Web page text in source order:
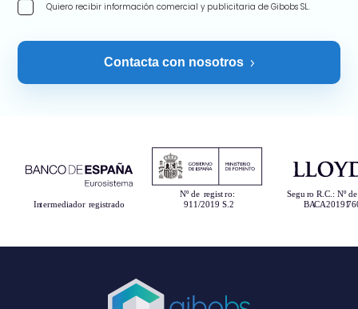
Quiero recibir información comercial y publicitaria de Gibobs SL.
Contacta con nosotros